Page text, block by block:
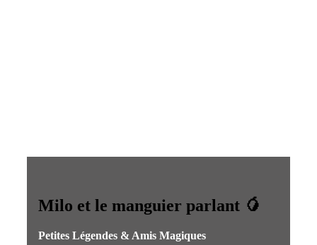
Milo et le manguier parlant 🥭
Petites Légendes & Amis Magiques